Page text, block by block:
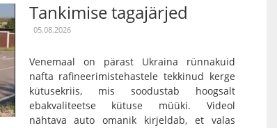
Tankimise tagajärjed
05.08.2026
Venemaal on pärast Ukraina rünnakuid
nafta rafineerimistehastele tekkinud kerge
kütusekriis, mis soodustab hoogsalt
ebakvaliteetse kütuse müüki. Videol
nähtava auto omanik kirjeldab, et valas